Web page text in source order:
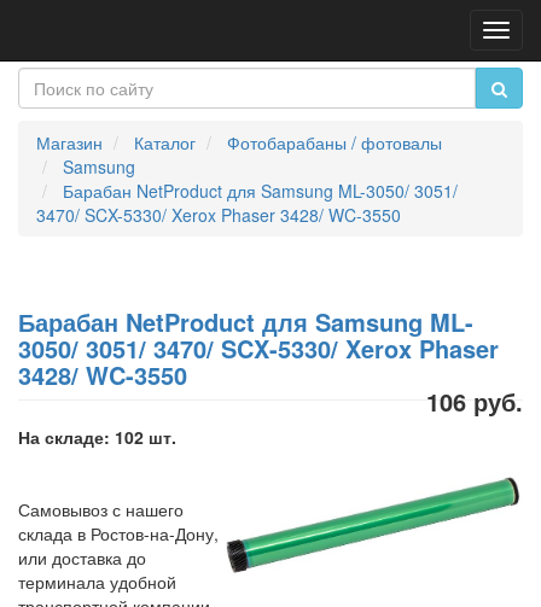
Магазин Каталог
Фотобарабаны / фотовалы
Samsung
Барабан NetProduct для Samsung ML-3050/ 3051/
3470/ SCX-5330/ Xerox Phaser 3428/ WC-3550
Барабан NetProduct для Samsung ML-
3050/ 3051/ 3470/ SCX-5330/ Xerox Phaser
3428/ WC-3550
106 руб.
На складе: 102 шт.
Самовывоз с нашего
склада в Ростов-на-Дону,
или доставка до
терминала удобной